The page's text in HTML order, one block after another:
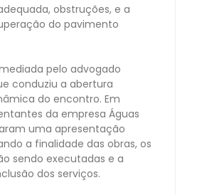
obstruções, e a
do pavimento
pelo advogado
conduziu a abertura
do encontro. Em
da empresa Águas
uma apresentação
a finalidade das obras, os
sendo executadas e a
dos serviços.⠀